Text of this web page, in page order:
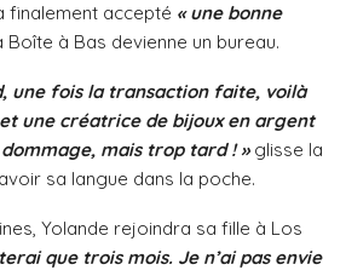
finalement accepté « une bonne
Boîte à Bas devienne un bureau.
une fois la transaction faite, voilà
une créatrice de bijoux en argent
mais trop tard ! » glisse la
sa langue dans la poche.
Yolande rejoindra sa fille à Los
que trois mois. Je n’ai pas envie